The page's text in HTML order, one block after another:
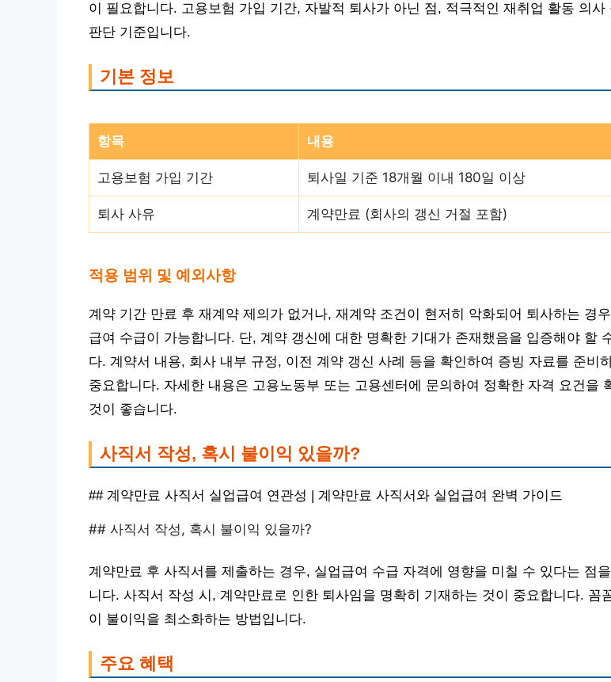
이 필요합니다. 고용보험 가입 기간, 자발적 퇴사가 아닌 점, 적극적인 재취업 활동 의사
판단 기준입니다.
기본 정보
항목 내용
고용보험 가입 기간 퇴사일 기준 18개월 이내 180일 이상
퇴사 사유 계약만료 (회사의 갱신 거절 포함)
적용 범위 및 예외사항
계약 기간 만료 후 재계약 제의가 없거나, 재계약 조건이 현저히 악화되어 퇴사하는 경
급여 수급이 가능합니다. 단, 계약 갱신에 대한 명확한 기대가 존재했음을 입증해야 할
다. 계약서 내용, 회사 내부 규정, 이전 계약 갱신 사례 등을 확인하여 증빙 자료를 준비
중요합니다. 자세한 내용은 고용노동부 또는 고용센터에 문의하여 정확한 자격 요건을
것이 좋습니다.
사직서 작성, 혹시 불이익 있을까?
## 계약만료 사직서 실업급여 연관성 | 계약만료 사직서와 실업급여 완벽 가이드
## 사직서 작성, 혹시 불이익 있을까?
계약만료 후 사직서를 제출하는 경우, 실업급여 수급 자격에 영향을 미칠 수 있다는 점
니다. 사직서 작성 시, 계약만료로 인한 퇴사임을 명확히 기재하는 것이 중요합니다. 꼼
이 불이익을 최소화하는 방법입니다.
주요 혜택